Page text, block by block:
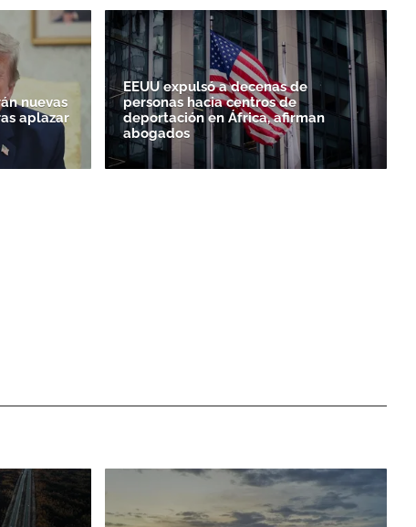
nuevas
aplazar
EEUU expulsó a decenas de
personas hacia centros de
deportación en África, afirman
abogados